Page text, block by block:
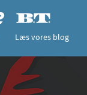
Læs vores blog